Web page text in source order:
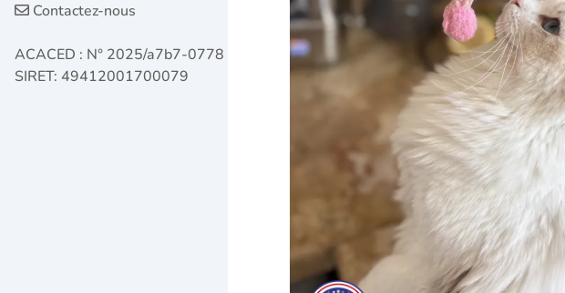
Contactez-nous
ACACED : N° 2025/a7b7-0778
SIRET: 49412001700079